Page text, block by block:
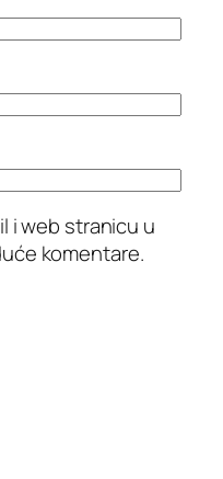
i web stranicu u
komentare.